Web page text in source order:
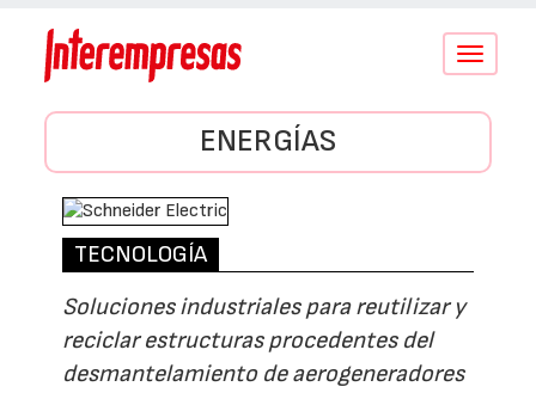
Conmutar
ENERGÍAS
TECNOLOGÍA
Soluciones industriales para reutilizar y
reciclar estructuras procedentes del
desmantelamiento de aerogeneradores